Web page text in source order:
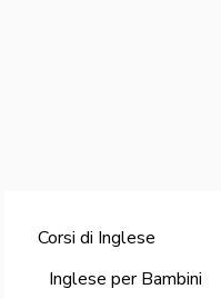
Corsi di Inglese
Inglese per Bambini